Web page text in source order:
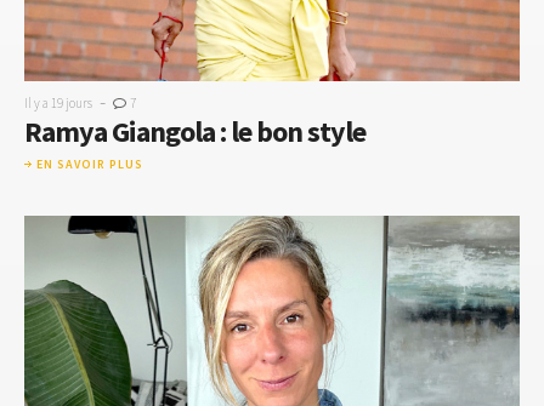
Il y a 19 jours - 7
Ramya Giangola : le bon style
EN SAVOIR PLUS